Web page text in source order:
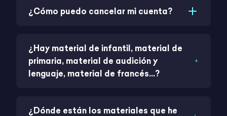
¿Cómo puedo cancelar mi cuenta?
¿Hay material de infantil, material de
primaria, material de audición y
lenguaje, material de francés...?
¿Dónde están los materiales que he